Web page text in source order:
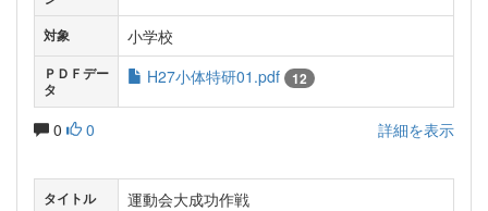
対象 小学校
ＰＤＦデー
タ
H27小体特研01.pdf 12
0 0 詳細を表示
タイトル 運動会大成功作戦